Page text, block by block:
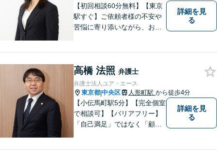
【初回相談60分無料】【東京
駅すぐ】ご依頼者様の不安や
苦悩に寄り添いながら、お悩
です。
詳細を見
る
高橋 法照 弁護士
弁護士法人ユア・エース
東京都|中央区 人形町駅 から徒歩4分
【小伝馬町駅5分】【完全個室
で相談可】【バリアフリー】
「自己満足」ではなく「顧客
詳細を見
る